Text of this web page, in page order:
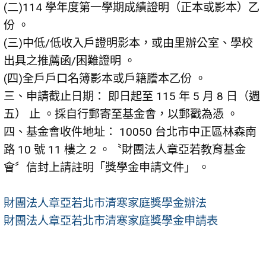
(二)114 學年度第一學期成績證明（正本或影本）乙
份 。
(三)中低/低收入戶證明影本，或由里辦公室、學校
出具之推薦函/困難證明 。
(四)全戶戶口名簿影本或戶籍謄本乙份 。
三、申請截止日期： 即日起至 115 年 5 月 8 日（週
五） 止 。採自行郵寄至基金會，以郵戳為憑 。
四、基金會收件地址： 10050 台北市中正區林森南
路 10 號 11 樓之 2 。〝財團法人章亞若教育基金
會〞信封上請註明「獎學金申請文件」 。
財團法人章亞若北市清寒家庭獎學金辦法
財團法人章亞若北市清寒家庭獎學金申請表